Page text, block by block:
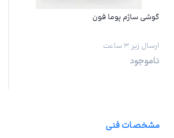
گوشی ساژم پوما فون
ارسال زیر ۳ ساعت
ناموجود
مشخصات فنی